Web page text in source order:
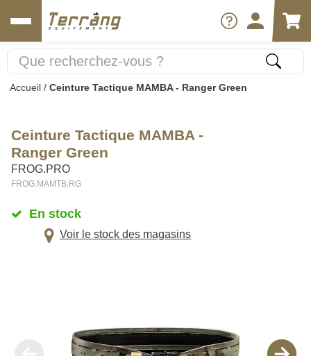
Accueil / Ceinture Tactique MAMBA - Ranger Green
Ceinture Tactique MAMBA -
Ranger Green
FROG.PRO
FROG.MAMTB.RG
En stock
Voir le stock des magasins